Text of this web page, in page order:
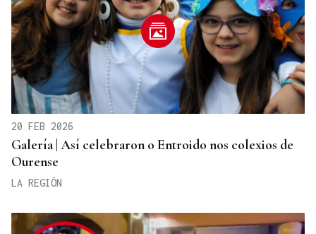
20 FEB 2026
Galería | Así celebraron o Entroido nos colexios de
Ourense
LA REGIÓN